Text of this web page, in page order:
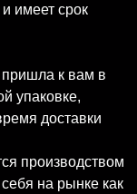
имеет срок
к вам в
упаковке,
доставки
производством
на рынке как